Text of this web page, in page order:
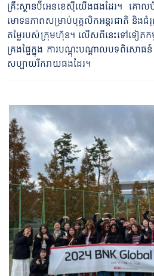
គ្រឹះស្ថានប៊ីអេនខេស៊ីយើងផងដែរ។ គោ
មោទនភាពសម្រាប់បុគ្គលិកអន្តរជាតិ និង
តម្លៃរបស់ក្រុមហ៊ុន។ លើសពីនេះទៅទៀតកម្
គ្រងផ្ទៃក្នុង ការបណ្តុះបណ្តាលបទពិសោ
សប្បាយរីករាយផងដែរ។